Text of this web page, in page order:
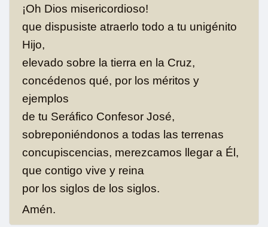
¡Oh Dios misericordioso!
que dispusiste atraerlo todo a tu unigénito
Hijo,
elevado sobre la tierra en la Cruz,
concédenos qué, por los méritos y
ejemplos
de tu Seráfico Confesor José,
sobreponiéndonos a todas las terrenas
concupiscencias, merezcamos llegar a Él,
que contigo vive y reina
por los siglos de los siglos.
Amén.